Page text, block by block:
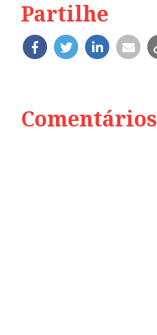
Partilhe
Comentários